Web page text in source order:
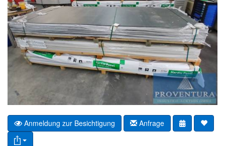
Anmeldung zur Besichtigung Anfrage